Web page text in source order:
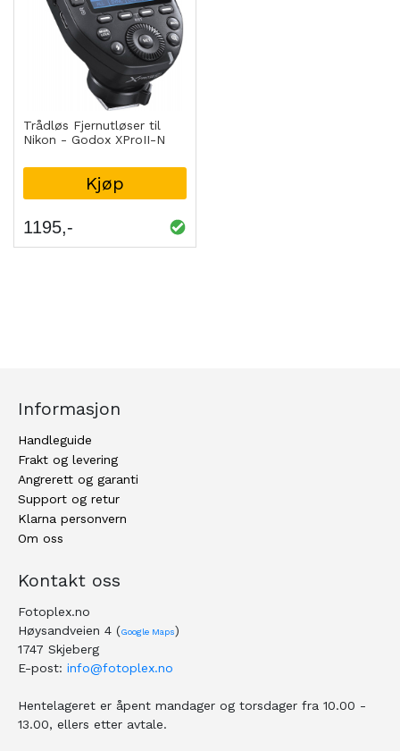
Trådløs Fjernutløser til
Nikon - Godox XProII-N
Kjøp
1195
Informasjon
Handleguide
Frakt og levering
Angrerett og garanti
Support og retur
Klarna personvern
Om oss
Kontakt oss
Fotoplex.no
Høysandveien 4 (Google Maps)
1747 Skjeberg
E-post: info@fotoplex.no
Hentelageret er åpent mandager og torsdager fra 10.00 -
13.00, ellers etter avtale.